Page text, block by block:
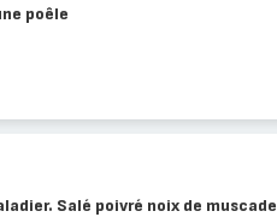
poêle
Salé poivré noix de muscade